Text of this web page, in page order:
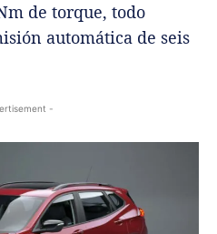
de torque, todo
automática de seis
-